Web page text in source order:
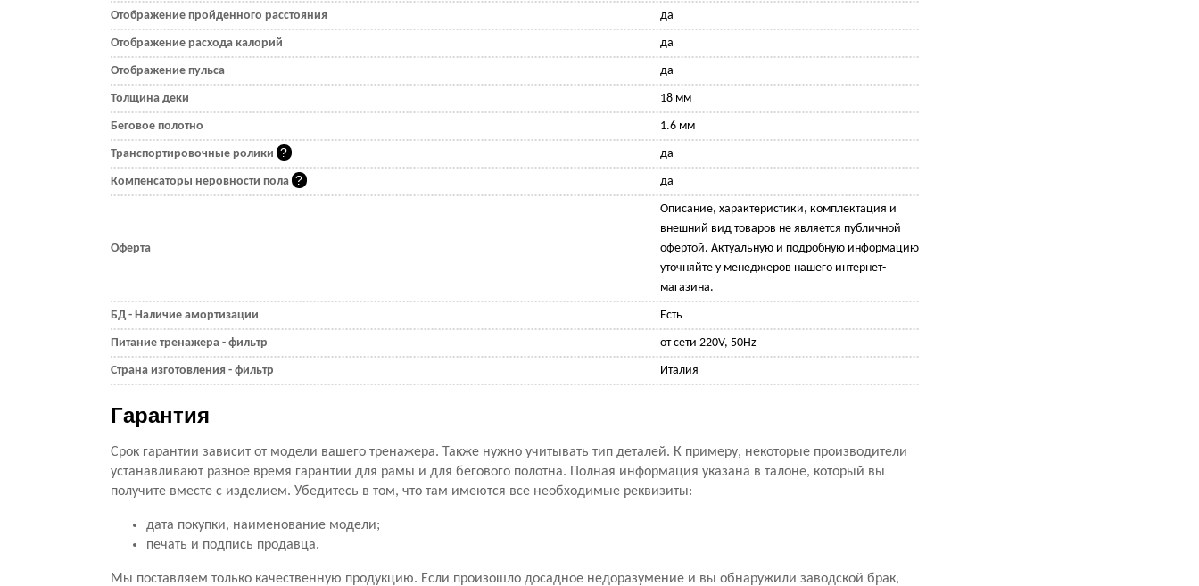
Отображение пройденного расстояния да
Отображение расхода калорий да
Отображение пульса да
Толщина деки 18 мм
Беговое полотно 1.6 мм
Транспортировочные ролики да
Компенсаторы неровности пола да
Оферта
Описание, характеристики, комплектация и
внешний вид товаров не является публичной
офертой. Актуальную и подробную информацию
уточняйте у менеджеров нашего интернет-
магазина.
БД - Наличие амортизации Есть
Питание тренажера - фильтр от сети 220V, 50Hz
Страна изготовления - фильтр Италия
Гарантия
Срок гарантии зависит от модели вашего тренажера. Также нужно учитывать тип деталей. К примеру, некоторые производители
устанавливают разное время гарантии для рамы и для бегового полотна. Полная информация указана в талоне, который вы
получите вместе с изделием. Убедитесь в том, что там имеются все необходимые реквизиты:
дата покупки, наименование модели;
печать и подпись продавца.
Мы поставляем только качественную продукцию. Если произошло досадное недоразумение и вы обнаружили заводской брак,